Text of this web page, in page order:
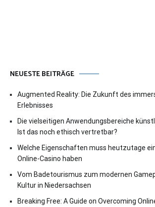
NEUESTE BEITRÄGE
Augmented Reality: Die Zukunft des
Erlebnisses
Die vielseitigen Anwendungsbereiche
Ist das noch ethisch vertretbar?
Welche Eigenschaften muss heutzutage
Online-Casino haben
Vom Badetourismus zum modernen
Kultur in Niedersachsen
Breaking Free: A Guide on Overcoming